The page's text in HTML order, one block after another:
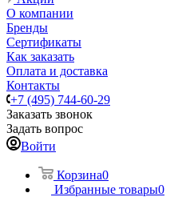
О компании
Бренды
Сертификаты
Как заказать
Оплата и доставка
Контакты
+7 (495) 744-60-29
Заказать звонок
Задать вопрос
Войти
Корзина0
Избранные товары0